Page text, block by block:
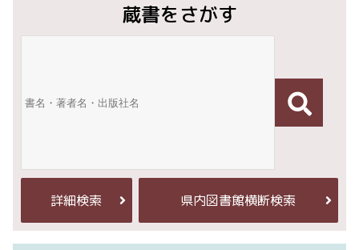
蔵書をさがす
詳細検索 県内図書館横断検索